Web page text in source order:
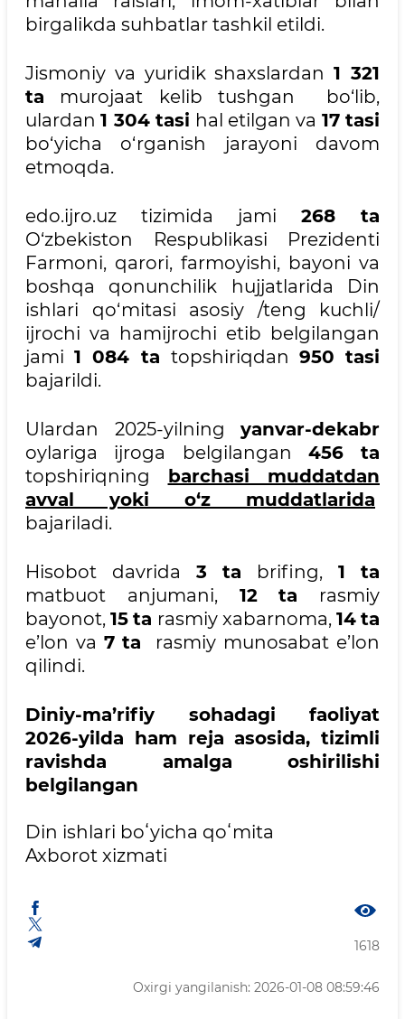
birgalikda suhbatlar tashkil etildi.
Jismoniy va yuridik shaxslardan1 321
ta murojaat kelib tushgan bo‘lib,
ulardan1 304 tasi hal etilgan va 17 tasi
bo‘yicha o‘rganish jarayoni davom
etmoqda.
edo.ijro.uz tizimida jami 268 ta
O‘zbekiston Respublikasi Prezidenti
Farmoni, qarori, farmoyishi, bayoni va
boshqa qonunchilik hujjatlarida Din
ishlari qo‘mitasi asosiy /teng kuchli/
ijrochi va hamijrochi etib belgilangan
jami1 084 ta topshiriqdan 950tasi
bajarildi.
Ulardan 2025-yilning yanvar-dekabr
oylariga ijroga belgilangan 456 ta
topshiriqning barchasi muddatdan
avval yoki o‘z muddatlarida
bajariladi.
Hisobot davrida 3 ta brifing, 1
ta
matbuot anjumani, 12 ta rasmiy
bayonot,15 ta rasmiy xabarnoma, 14 ta
e’lon va 7 ta rasmiy munosabat e’lon
qilindi.
Diniy-ma’rifiy sohadagi faoliyat
2026-yilda ham reja asosida, tizimli
ravishda amalga oshirilishi
belgilangan
Din ishlari boʻyicha qoʻmita
Axborot xizmati
1618
Oxirgi yangilanish: 2026-01-08 08:59:46